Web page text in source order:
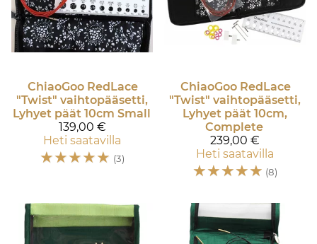
ChiaoGoo RedLace
"Twist" vaihtopääsetti,
Lyhyet päät 10cm Small
139,00 €
Heti saatavilla
☆☆☆☆☆ (3)
ChiaoGoo RedLace
"Twist" vaihtopääsetti,
Lyhyet päät 10cm,
Complete
239,00 €
Heti saatavilla
☆☆☆☆☆ (8)